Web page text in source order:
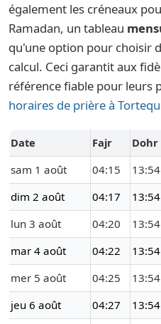
également les créneaux
Ramadan, un tableau
qu'une option pour choisir
calcul. Ceci garantit aux
référence fiable pour leurs
horaires de prière à
Date Fajr Dohr
sam 1 août
04:15 13:54
dim 2 août
04:17 13:54
lun 3 août
04:20 13:54
mar 4 août
04:22 13:54
mer 5 août
04:25 13:54
jeu 6 août
04:27 13:54